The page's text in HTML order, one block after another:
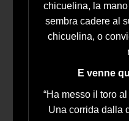
chicuelina, la
sembra cadere al
chicuelina, o
E venne
“Ha messo il toro
Una corrida dalla